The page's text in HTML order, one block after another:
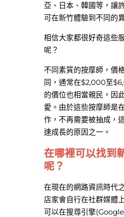
亞、日本、韓國等，讓
可在新竹體驗到不同的
相信大家都很好奇這些
呢？
不同素質的按摩師，價
同，通常在$2,000至
的價位也相當親民，因
愛。由於這些按摩師是
作，不再需要被抽成，
速成長的原因之一。
在哪裡可以找到
呢？
在現在的網路資訊時代
店家會自行在社群媒體
可以在搜尋引擎